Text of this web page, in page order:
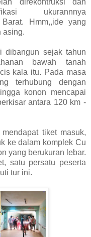
ukurannnya
Hmm,,ide yang
asing.
dibangun sejak tahun
bawah tanah
kala itu. Pada masa
terhubung dengan
konon mencapai
antara 120 km -
tiket masuk,
ke dalam komplek Cu
yang berukuran lebar.
satu persatu peserta
tur ini.